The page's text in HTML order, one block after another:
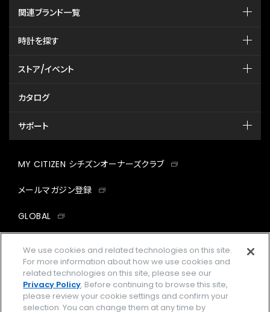
関連ブランド一覧
時計を探す
ストア/イベント
カタログ
サポート
MY CITIZEN シチズンオーナーズクラブ
メールマガジン登録
GLOBAL
facebookinstagramtwitter
企業情報 ご利用規約
We use cookies and related technologies on this site.
For more information about how we use cookies and
related technologies on this site, please see our
Privacy Policy. Before continuing to browse this site,
please review your cookie settings and confirm your
selection. You can change them at any time by